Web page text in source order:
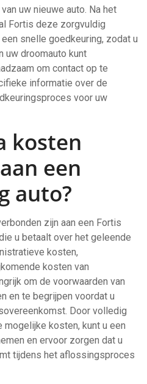
uw nieuwe auto. Na het
Fortis deze zorgvuldig
snelle goedkeuring, zodat u
uw droomauto kunt
om contact op te
informatie over de
voor uw
kosten
een
auto?
zijn aan een Fortis
u betaalt over het geleende
kosten,
kosten van
om de voorwaarden van
en te begrijpen voordat u
Door volledig
kosten, kunt u een
en ervoor zorgen dat u
tijdens het aflossingsproces